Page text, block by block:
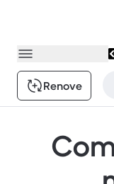
Renove